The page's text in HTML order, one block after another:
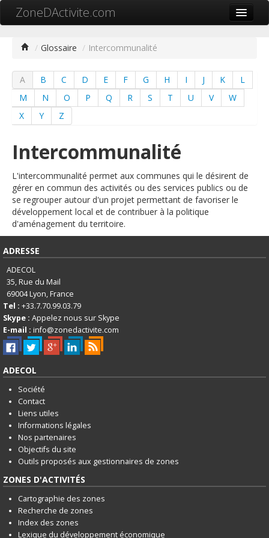
ZoneDActivite.com
Cartographie ZA
Recherche avancée
Contact
Mon ZA.com
中文
English
Français
Connexion
/ Glossaire / Intercommunalité
A B C D E F G H I J K
L
M
N O P Q R S T U V
W
X
Y Z
Intercommunalité
L'intercommunalité permet aux communes qui le désirent de
gérer en commun des activités ou des services publics ou de
se regrouper autour d'un projet permettant de favoriser le
développement local et de contribuer à la politique
d'aménagement du territoire.
ADRESSE
ADECOL
35, Rue du Mail
69004Lyon, France
Tel : +33.7.70.99.03.79
Skype : Appelez nous sur Skype
E-mail : info@zonedactivite.com
ADECOL
Société
Contact
Liens utiles
Informations légales
Nos partenaires
Objectifs du site
Outils proposés aux gestionnaires de zones
ZONES D'ACTIVITÉS
Cartographie des zones
Recherche de zones
Index des zones
Lexique du développement économique